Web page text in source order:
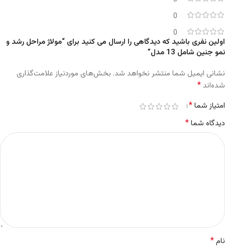
0
0
اولین نفری باشید که دیدگاهی را ارسال می کنید برای “مولاژ مراحل رشد و
نمو جنین شامل 13 مدل”
نشانی ایمیل شما منتشر نخواهد شد. بخش‌های موردنیاز علامت‌گذاری
شده‌اند *
امتیاز شما*
دیدگاه شما*
نام*